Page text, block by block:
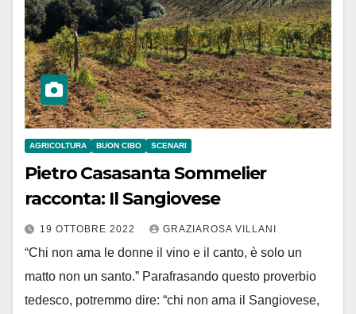
AGRICOLTURA BUON CIBO SCENARI
Pietro Casasanta Sommelier
racconta: Il Sangiovese
19 OTTOBRE 2022 GRAZIAROSA VILLANI
“Chi non ama le donne il vino e il canto, è solo un
matto non un santo.” Parafrasando questo proverbio
tedesco, potremmo dire: “chi non ama il Sangiovese,